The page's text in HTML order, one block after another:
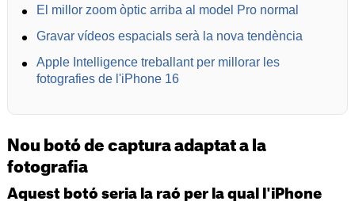
El millor zoom òptic arriba al model Pro normal
Gravar vídeos espacials serà la nova tendència
Apple Intelligence treballant per millorar les
fotografies de l'iPhone 16
Nou botó de captura adaptat a la
fotografia
Aquest botó seria la raó per la qual l'iPhone